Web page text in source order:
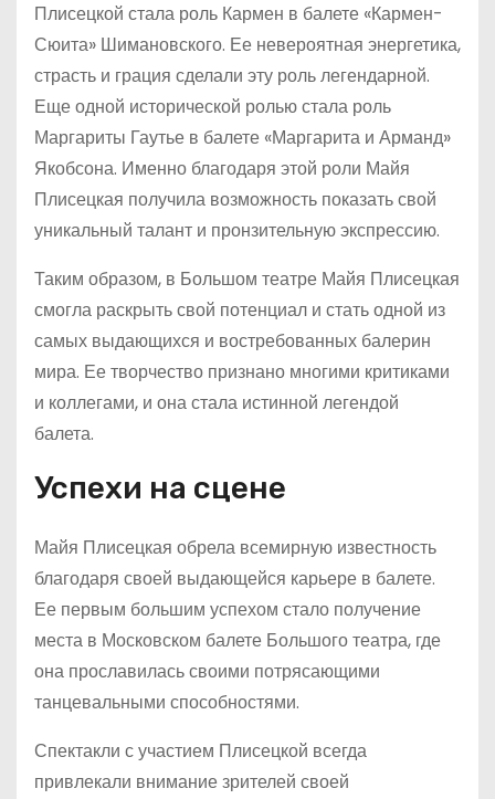
Плисецкой стала роль Кармен в балете «Кармен-
Сюита» Шимановского. Ее невероятная энергетика,
страсть и грация сделали эту роль легендарной.
Еще одной исторической ролью стала роль
Маргариты Гаутье в балете «Маргарита и Арманд»
Якобсона. Именно благодаря этой роли Майя
Плисецкая получила возможность показать свой
уникальный талант и пронзительную экспрессию.
Таким образом, в Большом театре Майя Плисецкая
смогла раскрыть свой потенциал и стать одной из
самых выдающихся и востребованных балерин
мира. Ее творчество признано многими критиками
и коллегами, и она стала истинной легендой
балета.
Успехи на сцене
Майя Плисецкая обрела всемирную известность
благодаря своей выдающейся карьере в балете.
Ее первым большим успехом стало получение
места в Московском балете Большого театра, где
она прославилась своими потрясающими
танцевальными способностями.
Спектакли с участием Плисецкой всегда
привлекали внимание зрителей своей